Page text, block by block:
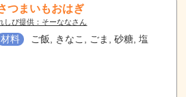
つまいもおはぎ
しぴ提供：そーななさん
材料 ご飯, きなこ, ごま, 砂糖, 塩